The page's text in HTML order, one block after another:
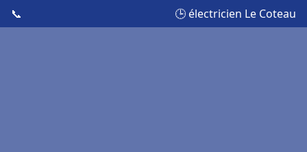
📞 🕒 électricien Le Coteau